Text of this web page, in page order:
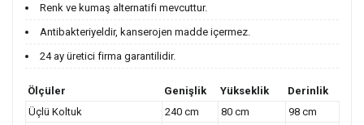
Renk ve kumaş alternatifi mevcuttur.
Antibakteriyeldir, kanserojen madde içermez.
24 ay üretici firma garantilidir.
Ölçüler Genişlik Yükseklik
Derinlik
Üçlü Koltuk
240 cm 80 cm
98 cm